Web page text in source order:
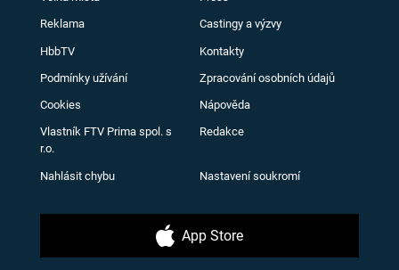
Reklama Castingy a výzvy
HbbTV Kontakty
Podmínky užívání Zpracování osobních údajů
Cookies Nápověda
Vlastník FTV Prima spol. s
r.o.
Redakce
Nahlásit chybu Nastavení soukromí
App Store